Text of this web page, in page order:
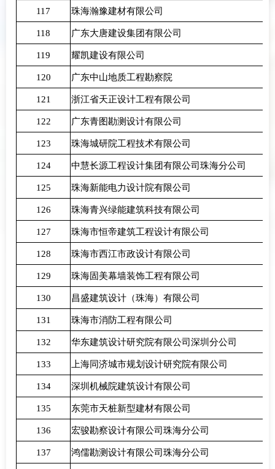
117 珠海瀚豫建材有限公司
118 广东大唐建设集团有限公司
119 耀凯建设有限公司
120 广东中山地质工程勘察院
121 浙江省天正设计工程有限公司
122 广东青图勘测设计有限公司
123 珠海城研院工程技术有限公司
124 中慧长源工程设计集团有限公司珠海分公司
125 珠海新能电力设计院有限公司
126 珠海青兴绿能建筑科技有限公司
127 珠海市恒帝建筑工程设计有限公司
128 珠海市西江市政设计有限公司
129 珠海固美幕墙装饰工程有限公司
130 昌盛建筑设计（珠海）有限公司
131 珠海市消防工程有限公司
132 华东建筑设计研究院有限公司深圳分公司
133 上海同济城市规划设计研究院有限公司
134 深圳机械院建筑设计有限公司
135 东莞市天桩新型建材有限公司
136 宏骏勘察设计有限公司珠海分公司
137 鸿儒勘测设计有限公司珠海分公司